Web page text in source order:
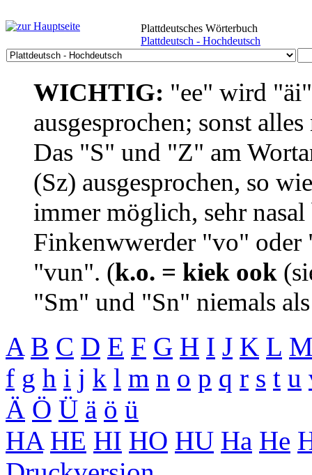
Plattdeutsches Wörterbuch
Plattdeutsch - Hochdeutsch
WICHTIG: "ee" wird
ausgesprochen; sonst
Das "S" und "Z" am
(Sz) ausgesprochen, so
immer möglich, sehr
Finkenwwerder "vo"
"vun". (k.o. = kiek ook
"Sm" und "Sn" niemals
A B C D E F G H I J K L
f g h i j k l m n o p q r s t u
Ä Ö Ü ä ö ü
HA HE HI HO HU Ha He